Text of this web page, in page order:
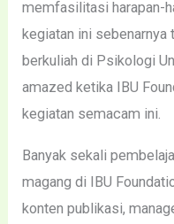
memfasilitasi harapan-
kegiatan ini sebenarnya
berkuliah di Psikologi
amazed ketika IBU
kegiatan semacam ini.
Banyak sekali
magang di IBU
konten publikasi,